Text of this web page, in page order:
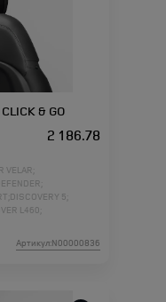
& GO
2 186.78
VELAR;
DISCOVERY 5;
L460;
Артикул:N00000836